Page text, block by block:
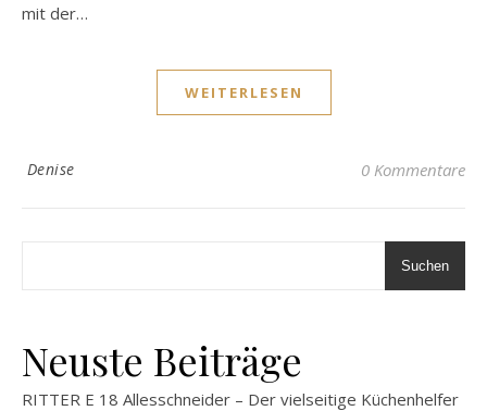
mit der…
WEITERLESEN
Denise 0 Kommentare
Suchen
Neuste Beiträge
RITTER E 18 Allesschneider – Der vielseitige Küchenhelfer